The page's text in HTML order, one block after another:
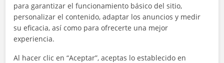
para garantizar el funcionamiento básico del sitio,
personalizar el contenido, adaptar los anuncios y medir
su eficacia, así como para ofrecerte una mejor
experiencia.
Al hacer clic en “Aceptar”, aceptas lo establecido en